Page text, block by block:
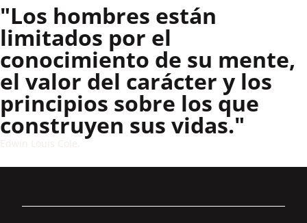
"Los hombres están
limitados por el
conocimiento de su mente,
el valor del carácter y los
principios sobre los que
construyen sus vidas."
Edwin Louis Cole.